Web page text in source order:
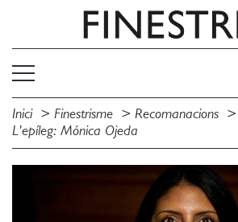
Inici Finestrisme
Recomanacions
L'epíleg: Mónica Ojeda